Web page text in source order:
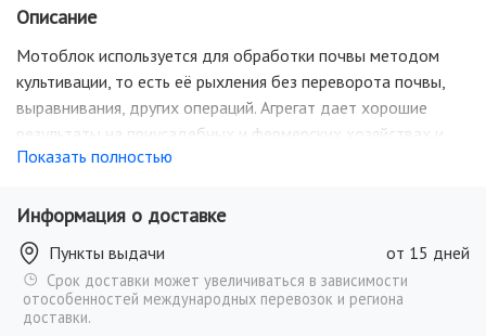
Описание
Мотоблок используется для обработки почвы методом
культивации, то есть её рыхления без переворота почвы,
выравнивания, других операций. Агрегат дает хорошие
результаты на приусадебных и фермерских хозяйствах и
дачных участках, на ограниченных территориях,
Показать полностью
Информация о доставке
Пункты выдачи от 15 дней
Срок доставки может увеличиваться в зависимости
отособенностей международных перевозок и региона
доставки.